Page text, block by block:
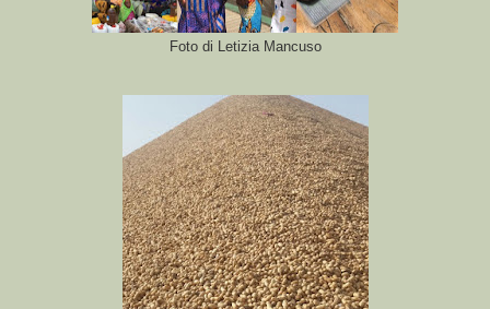
Foto di Letizia Mancuso